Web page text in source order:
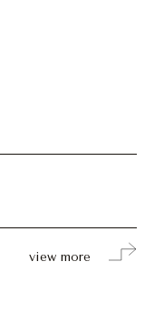
view more